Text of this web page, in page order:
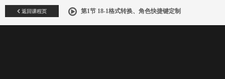
返回课程页 第1节 18-1格式转换、角色快捷键定制